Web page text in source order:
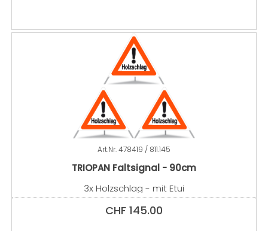
Art.Nr.478419 / 811.145
TRIOPAN Faltsignal - 90cm
3x Holzschlag - mit Etui
CHF 145.00